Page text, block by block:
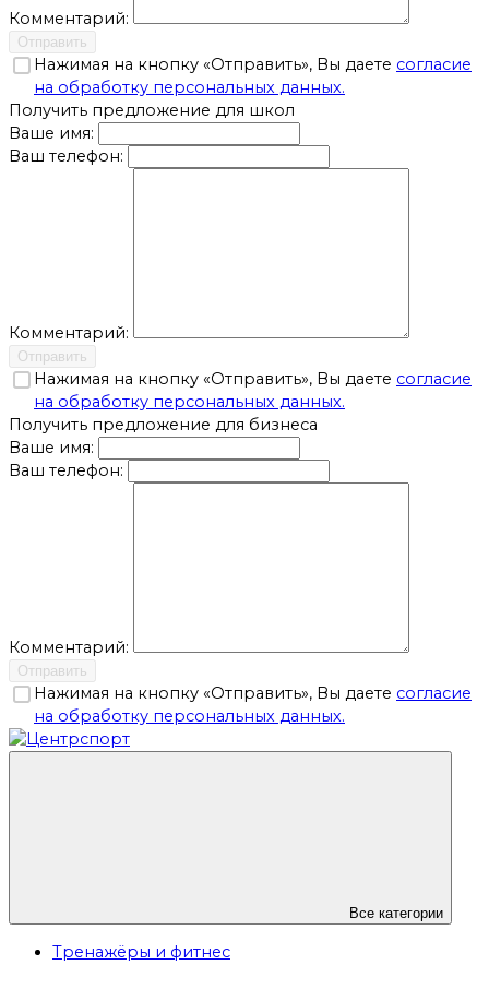
Комментарий:
Отправить
Нажимая на кнопку «Отправить», Вы даете согласие
на обработку персональных данных.
Получить предложение для школ
Ваше имя:
Ваш телефон:
Комментарий:
Отправить
Нажимая на кнопку «Отправить», Вы даете согласие
на обработку персональных данных.
Получить предложение для бизнеса
Ваше имя:
Ваш телефон:
Комментарий:
Отправить
Нажимая на кнопку «Отправить», Вы даете согласие
на обработку персональных данных.
Все категории
Тренажёры и фитнес